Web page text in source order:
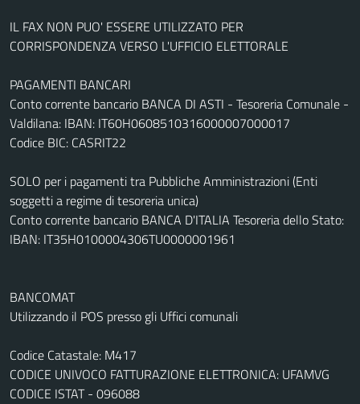
IL FAX NON PUO' ESSERE UTILIZZATO PER
CORRISPONDENZA VERSO L'UFFICIO ELETTORALE
PAGAMENTI BANCARI
Conto corrente bancario BANCA DI ASTI - Tesoreria Comunale -
Valdilana: IBAN: IT60H0608510316000007000017
Codice BIC: CASRIT22
SOLO per i pagamenti tra Pubbliche Amministrazioni (Enti
soggetti a regime di tesoreria unica)
Conto corrente bancario BANCA D'ITALIA Tesoreria dello Stato:
IBAN: IT35H0100004306TU0000001961
BANCOMAT
Utilizzando il POS presso gli Uffici comunali
Codice Catastale: M417
CODICE UNIVOCO FATTURAZIONE ELETTRONICA: UFAMVG
CODICE ISTAT - 096088